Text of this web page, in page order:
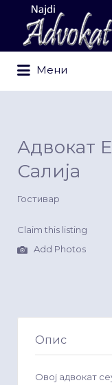
Search
for:
Мени
for:
Адвокат
Салија
Гостивар
Claim this listing
Add Photos
Опис
Овој адвокат